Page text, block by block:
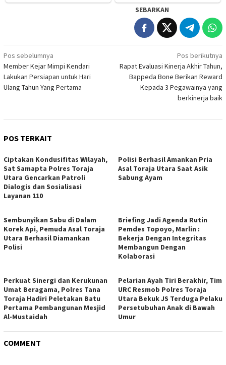
SEBARKAN
Navigasi
pos
Pos sebelumnya
Member Kejar Mimpi Kendari
Lakukan Persiapan untuk Hari
Ulang Tahun Yang Pertama
Pos berikutnya
Rapat Evaluasi Kinerja Akhir Tahun,
Bappeda Bone Berikan Reward
Kepada 3 Pegawainya yang
berkinerja baik
POS TERKAIT
Ciptakan Kondusifitas Wilayah,
Sat Samapta Polres Toraja
Utara Gencarkan Patroli
Dialogis dan Sosialisasi
Layanan 110
Polisi Berhasil Amankan Pria
Asal Toraja Utara Saat Asik
Sabung Ayam
Sembunyikan Sabu di Dalam
Korek Api, Pemuda Asal Toraja
Utara Berhasil Diamankan
Polisi
Briefing Jadi Agenda Rutin
Pemdes Topoyo, Marlin :
Bekerja Dengan Integritas
Membangun Dengan
Kolaborasi
Perkuat Sinergi dan Kerukunan
Umat Beragama, Polres Tana
Toraja Hadiri Peletakan Batu
Pertama Pembangunan Mesjid
Al-Mustaidah
Pelarian Ayah Tiri Berakhir, Tim
URC Resmob Polres Toraja
Utara Bekuk JS Terduga Pelaku
Persetubuhan Anak di Bawah
Umur
COMMENT